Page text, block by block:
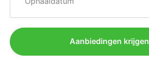
Aanbiedingen krijgen